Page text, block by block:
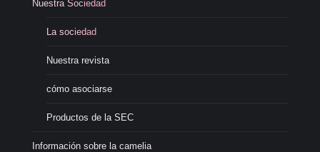
Nuestra Sociedad
La sociedad
Nuestra revista
cómo asociarse
Productos de la SEC
Información sobre la camelia